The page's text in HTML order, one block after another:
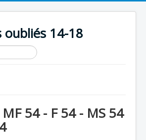
oubliés 14-18
54 - F 54 - MS 54